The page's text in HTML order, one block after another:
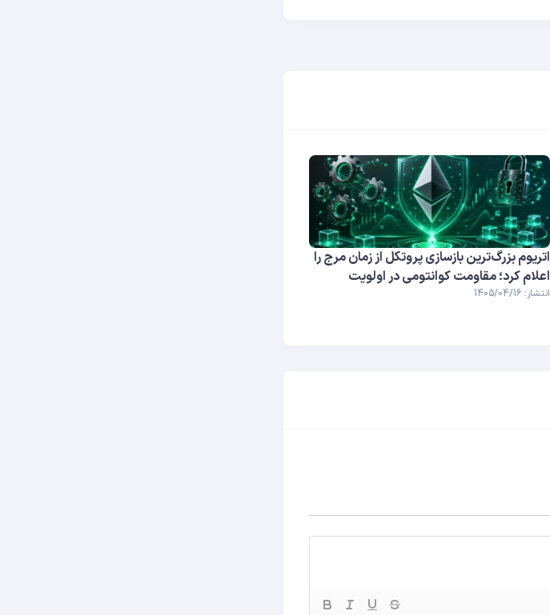
اتریوم بزرگ‌ترین بازسازی پروتکل از زمان مرج را
اعلام کرد؛ مقاومت کوانتومی در اولویت
انتشار: 1405/04/16